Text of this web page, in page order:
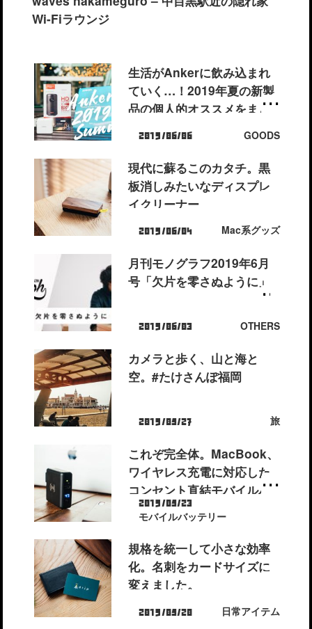
Wi-Fiラウンジ
生活がAnkerに飲み込まれ
ていく…！2019年夏の新製
品の個人的オススメをまと
2019/06/06 GOODS
現代に蘇るこのカタチ。黒
板消しみたいなディスプレ
イクリーナー
2019/06/04 Mac系グッズ
月刊モノグラフ2019年6月
号「欠片を零さぬように」
2019/06/03 OTHERS
カメラと歩く、山と海と
空。#たけさんぽ福岡
2019/05/27 旅
これぞ完全体。MacBook、
ワイヤレス充電に対応した
コンセント直結モバイルバ
ッテリー
2019/05/23
モバイルバッテリー
規格を統一して小さな効率
化。名刺をカードサイズに
変えました。
2019/05/20 日常アイテム